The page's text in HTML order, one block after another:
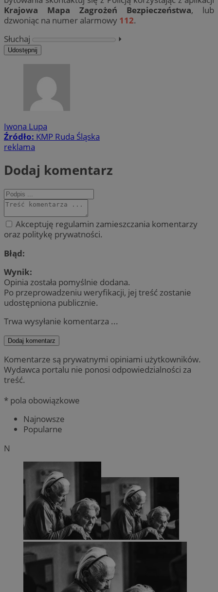
Krajowa Mapa Zagrożeń Bezpieczeństwa, lub
dzwoniąc na numer alarmowy 112.
Słuchaj
⏵︎
Udostępnij
Iwona Lupa
Źródło: KMP Ruda Śląska
reklama
Dodaj komentarz
Akceptuję regulamin zamieszczania komentarzy
oraz politykę prywatności.
Błąd:
Wynik:
Opinia została pomyślnie dodana.
Po przeprowadzeniu weryfikacji, jej treść zostanie
udostępniona publicznie.
Trwa wysyłanie komentarza ...
Dodaj komentarz
Komentarze są prywatnymi opiniami użytkowników.
Wydawca portalu nie ponosi odpowiedzialności za
treść.
* pola obowiązkowe
Najnowsze
Popularne
N